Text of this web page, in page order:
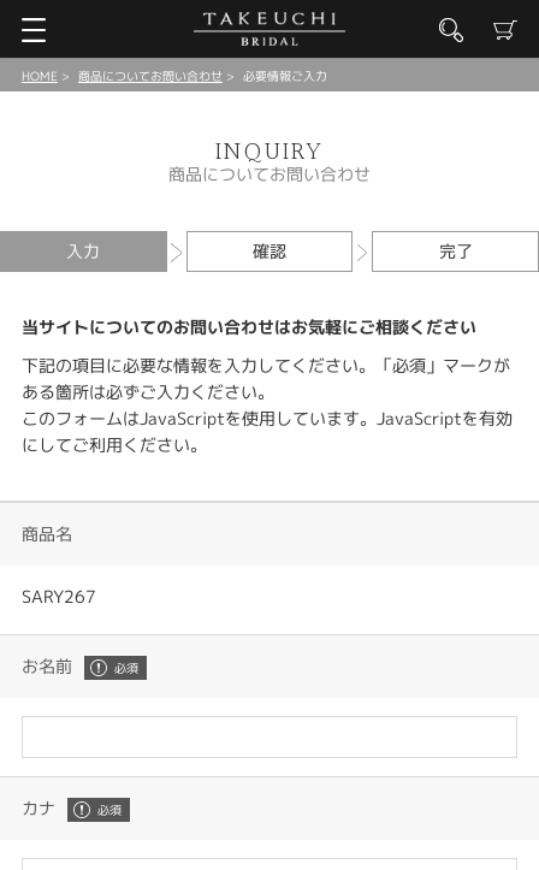
HOME 商品についてお問い合わせ 必要情報ご入力
INQUIRY
商品についてお問い合わせ
入力 確認 完了
当サイトについてのお問い合わせはお気軽にご相談ください
下記の項目に必要な情報を入力してください。「必須」マークが
ある箇所は必ずご入力ください。
このフォームはJavaScriptを使用しています。JavaScriptを有効
にしてご利用ください。
商品名
SARY267
お名前
カナ